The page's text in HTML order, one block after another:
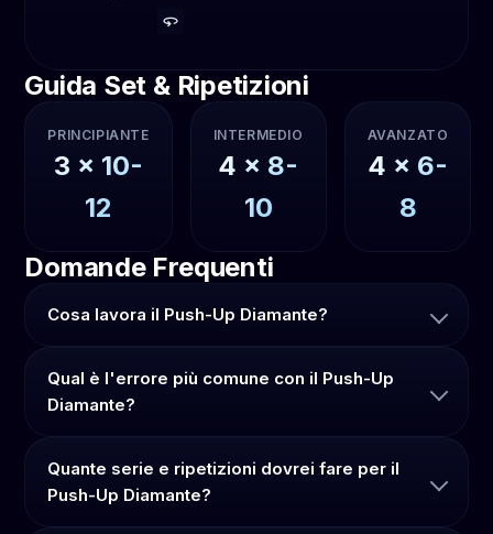
Guida Set & Ripetizioni
PRINCIPIANTE
3 x 10-
12
INTERMEDIO
4 x 8-
10
AVANZATO
4 x 6-
8
Domande Frequenti
Cosa lavora il Push-Up Diamante?
Qual è l'errore più comune con il Push-Up
Diamante?
Quante serie e ripetizioni dovrei fare per il
Push-Up Diamante?